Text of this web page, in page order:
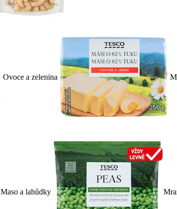
Ovoce a zelenina
Maso a lahůdky